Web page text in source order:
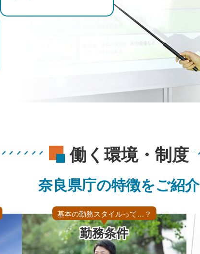
働く環境・制度
奈良県庁の特徴をご紹介
基本の勤務スタイルって…？
勤務条件